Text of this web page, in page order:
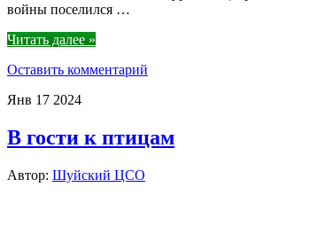
войны поселился …
Читать далее »
Оставить комментарий
Янв 17 2024
В гости к птицам
Автор: Шуйский ЦСО